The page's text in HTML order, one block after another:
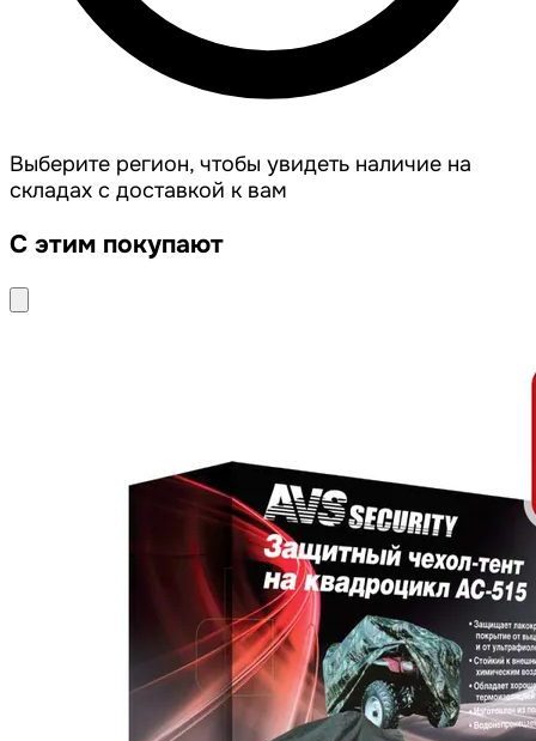
Выберите регион, чтобы увидеть наличие на
складах с доставкой к вам
С этим покупают